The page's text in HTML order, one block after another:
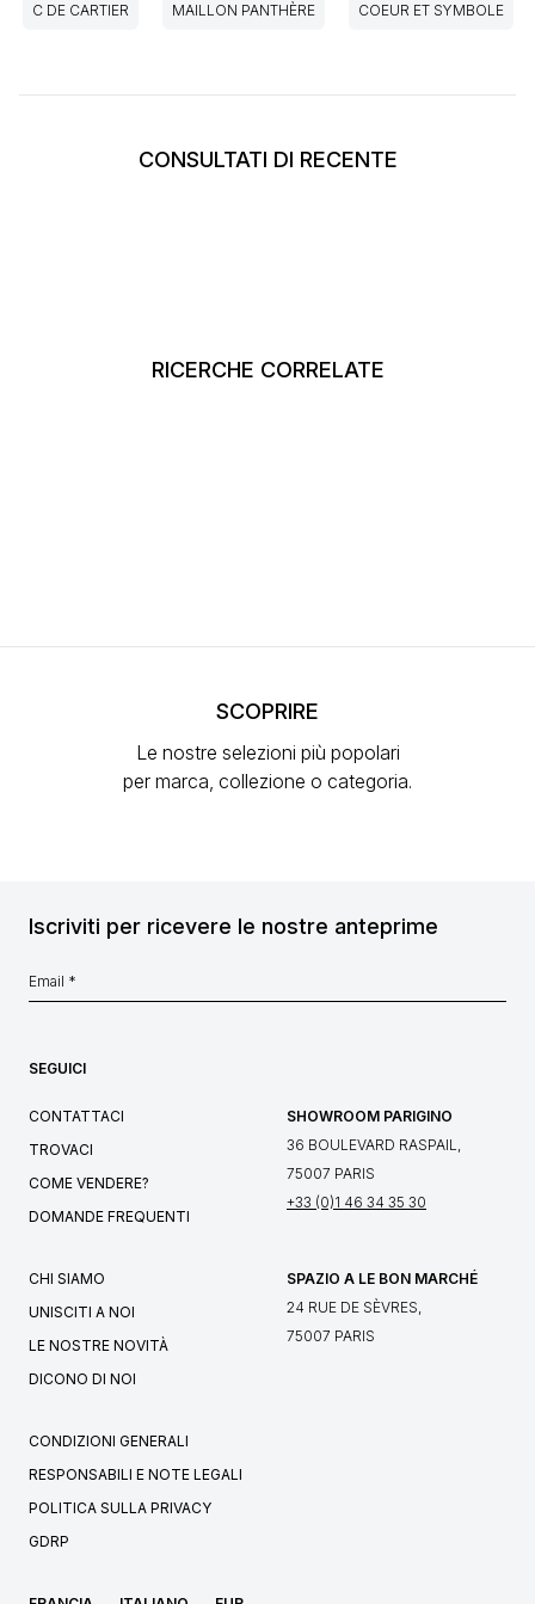
C DE CARTIER MAILLON PANTHÈRE COEUR ET SYMBOLE
CONSULTATI DI RECENTE
RICERCHE CORRELATE
SCOPRIRE
Le nostre selezioni più popolari
per marca, collezione o categoria.
Iscriviti per ricevere le nostre anteprime
SEGUICI
CONTATTACI
TROVACI
COME VENDERE?
DOMANDE FREQUENTI
SHOWROOM PARIGINO
36 BOULEVARD RASPAIL,
75007 PARIS
+33 (0)1 46 34 35 30
CHI SIAMO
UNISCITI A NOI
LE NOSTRE NOVITÀ
DICONO DI NOI
SPAZIO A LE BON MARCHÉ
24 RUE DE SÈVRES,
75007 PARIS
CONDIZIONI GENERALI
RESPONSABILI E NOTE LEGALI
POLITICA SULLA PRIVACY
GDRP